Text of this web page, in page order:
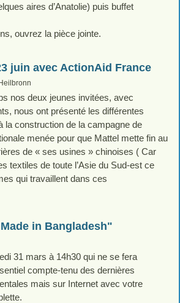
aires d’Anatolie) puis buffet
ouvrez la pièce jointe.
juin avec ActionAid France
nos deux jeunes invitées, avec
nous ont présenté les différentes
la construction de la campagne de
menée pour que Mattel mette fin au
de « ses usines » chinoises ( Car
textiles de toute l’Asie du Sud-est ce
qui travaillent dans ces
in Bangladesh"
31 mars à 14h30 qui ne se fera
compte-tenu des dernières
mais sur Internet avec votre